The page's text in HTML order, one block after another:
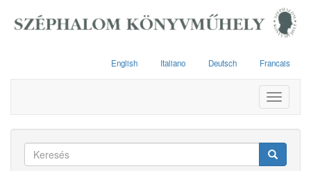
English Italiano Deutsch Francais
Toggle
Keresés